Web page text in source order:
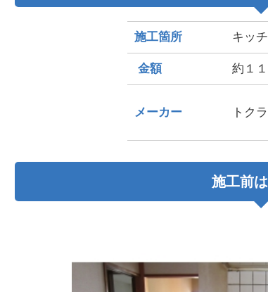
施工箇所 キッ
金額 約１
メーカー トク
施工前